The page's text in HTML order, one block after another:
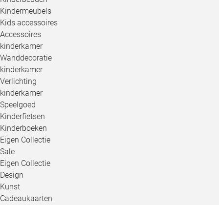
Kindermeubels
Kids accessoires
Accessoires
kinderkamer
Wanddecoratie
kinderkamer
Verlichting
kinderkamer
Speelgoed
Kinderfietsen
Kinderboeken
Eigen Collectie
Sale
Eigen Collectie
Design
Kunst
Cadeaukaarten